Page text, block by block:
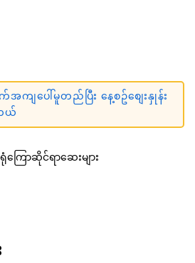
အကျပေါ်မူတည်ပြီး နေ့စဥ်စျေးနှုန်း
ယ်
ကြောဆိုင်ရာဆေးများ